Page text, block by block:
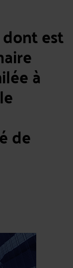
est
à
de